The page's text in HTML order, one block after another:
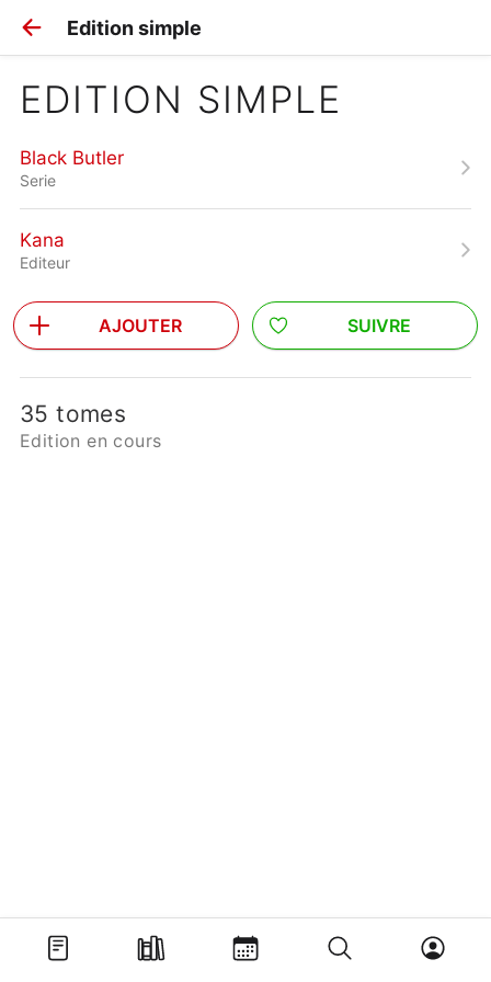
Edition simple
EDITION SIMPLE
Black Butler
Serie
Kana
Editeur
AJOUTER SUIVRE
35 tomes
Edition en cours